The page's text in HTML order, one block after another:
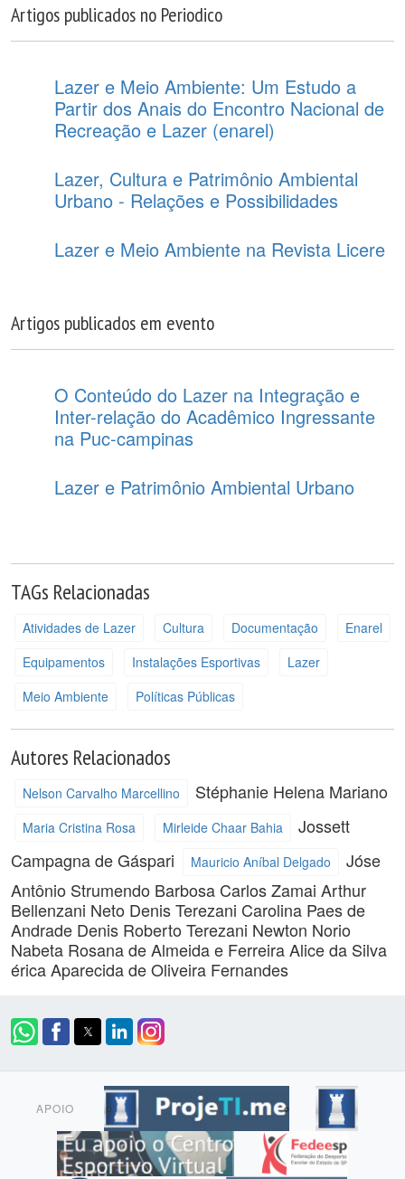
Artigos publicados no Periodico
Lazer e Meio Ambiente: Um Estudo a
Partir dos Anais do Encontro Nacional de
Recreação e Lazer (enarel)
Lazer, Cultura e Patrimônio Ambiental
Urbano - Relações e Possibilidades
Lazer e Meio Ambiente na Revista Licere
Artigos publicados em evento
O Conteúdo do Lazer na Integração e
Inter-relação do Acadêmico Ingressante
na Puc-campinas
Lazer e Patrimônio Ambiental Urbano
TAGs Relacionadas
Atividades de Lazer Cultura Documentação
Enarel
Equipamentos
Instalações Esportivas
Lazer
Meio Ambiente
Políticas Públicas
Autores Relacionados
Nelson Carvalho Marcellino Stéphanie Helena Mariano
Maria Cristina Rosa Mirleide Chaar Bahia
Jossett
Campagna de Gáspari
Mauricio Aníbal Delgado
Jóse
Antônio Strumendo Barbosa Carlos Zamai Arthur
Bellenzani Neto Denis Terezani Carolina Paes de
Andrade Denis Roberto Terezani Newton Norio
Nabeta Rosana de Almeida e FerreiraAlice da Silva
érica Aparecida de Oliveira Fernandes
APOIO